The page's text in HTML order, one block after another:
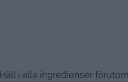
Häll i alla ingredienser